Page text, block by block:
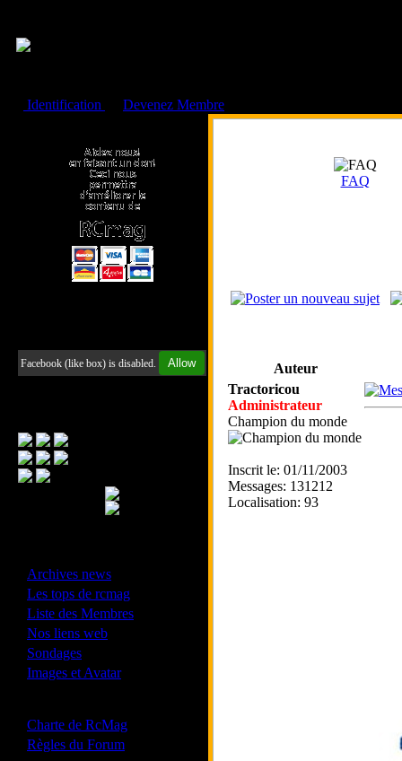
Identification
Devenez Membre
Facebook (like box) is disabled. Allow
Archives news
Les tops de rcmag
Liste des Membres
Nos liens web
Sondages
Images et Avatar
Charte de RcMag
Règles du Forum
FAQ
Auteur
Tractoricou
Administrateur
Champion du monde
Inscrit le: 01/11/2003
Messages: 131212
Localisation: 93